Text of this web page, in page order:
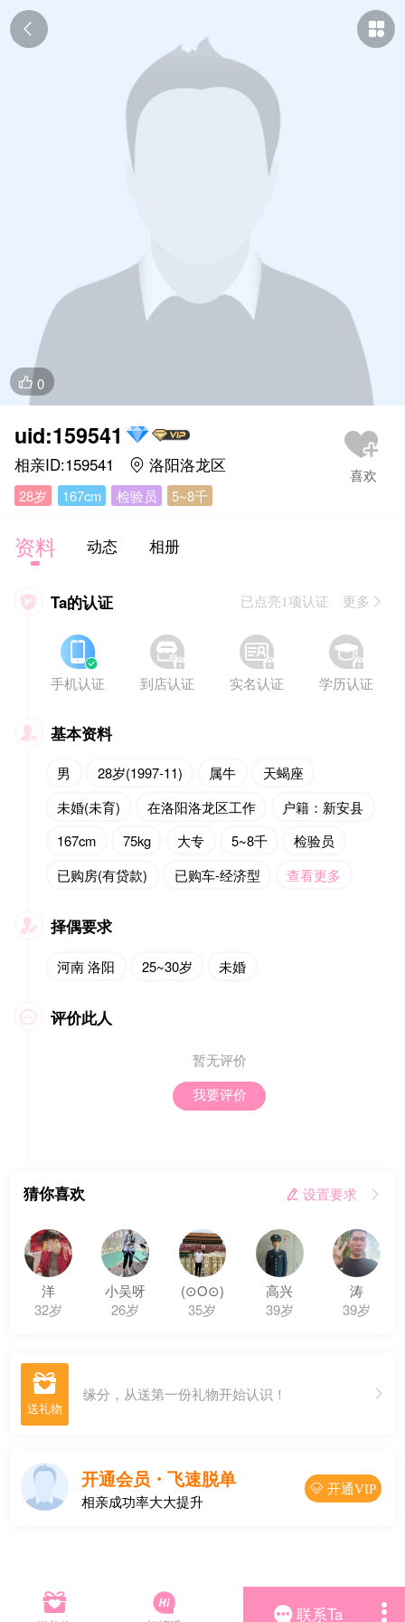
 
 0
uid:159541
相亲ID:159541  洛阳洛龙区
28岁 167cm 检验员 5~8千
资料 动态 相册
 Ta的认证 已点亮1项认证 更多


手机认证


到店认证


实名认证


学历认证
 基本资料
男 28岁(1997-11) 属牛
天蝎座
未婚(未育)
在洛阳洛龙区工作
户籍：新安县
167cm
75kg 大专 5~8千
检验员
已购房(有贷款)
已购车-经济型 查看更多
 择偶要求
河南 洛阳 25~30岁 未婚
 评价此人
暂无评价
我要评价
猜你喜欢  设置要求 
洋
32岁
小吴呀
26岁
(⊙O⊙)
35岁
高兴
39岁
涛
39岁
 缘分，从送第一份礼物开始认识！
开通会员・飞速脱单
相亲成功率大大提升
 开通VIP
 
联系Ta 